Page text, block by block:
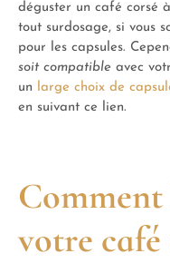
déguster un café corsé
tout surdosage, si vous
pour les capsules.
soit compatible avec
un large choix de
en suivant ce lien.
votre café